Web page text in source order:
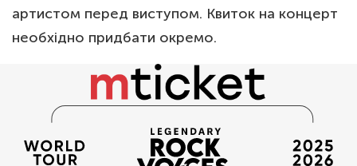
артистом перед виступом. Квиток на концерт
необхідно придбати окремо.